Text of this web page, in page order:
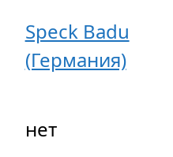
Speck Badu
(Германия)
нет